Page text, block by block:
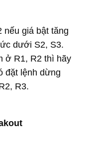
nếu giá bật tăng
dưới S2, S3.
ở R1, R2 thì hãy
đặt lệnh dừng
R3.